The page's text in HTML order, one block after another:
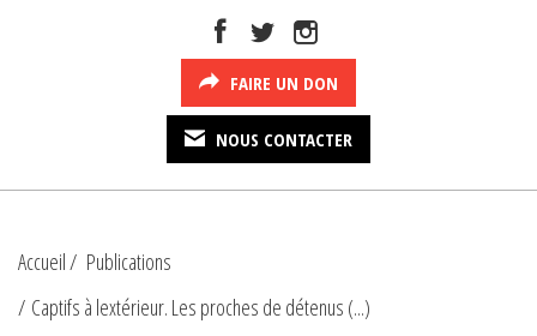
FAIRE UN DON
NOUS CONTACTER
Accueil
Publications
Captifs à lextérieur. Les proches de détenus (...)